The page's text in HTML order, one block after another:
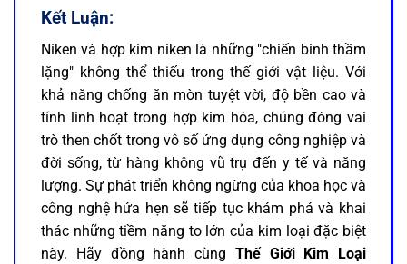
Kết Luận:
Niken và hợp kim niken là những "chiến binh thầm
lặng" không thể thiếu trong thế giới vật liệu. Với
khả năng chống ăn mòn tuyệt vời, độ bền cao và
tính linh hoạt trong hợp kim hóa, chúng đóng vai
trò then chốt trong vô số ứng dụng công nghiệp và
đời sống, từ hàng không vũ trụ đến y tế và năng
lượng. Sự phát triển không ngừng của khoa học và
công nghệ hứa hẹn sẽ tiếp tục khám phá và khai
thác những tiềm năng to lớn của kim loại đặc biệt
này. Hãy đồng hành cùng Thế Giới Kim Loại